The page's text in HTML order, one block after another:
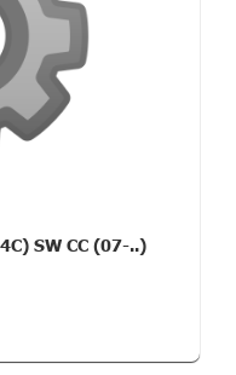
SW CC (07-..)